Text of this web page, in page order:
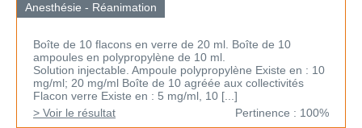
Anesthésie - Réanimation
Boîte de 10 flacons en verre de 20 ml. Boîte de 10
ampoules en polypropylène de 10 ml.
Solution injectable. Ampoule polypropylène Existe en : 10
mg/ml; 20 mg/ml Boîte de 10 agréée aux collectivités
Flacon verre Existe en : 5 mg/ml, 10 [...]
> Voir le résultat
Pertinence : 100%